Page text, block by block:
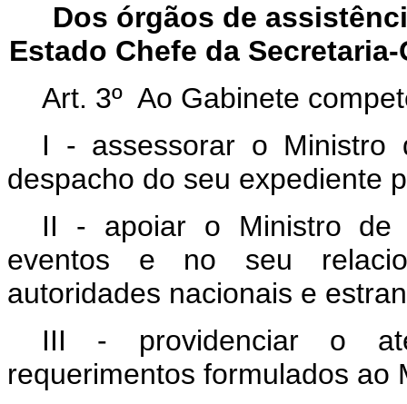
Dos órgãos de
Estado Chefe da
Art. 3º Ao Gabinete
I - assessorar o Ministro
despacho do seu expediente
II - apoiar o Ministro de
eventos e no seu
autoridades nacionais e
III - providenciar o
requerimentos formulados ao